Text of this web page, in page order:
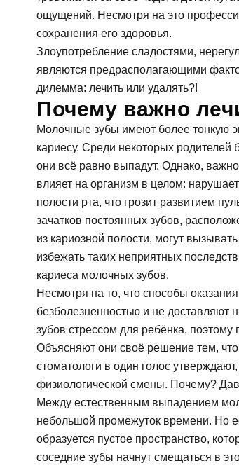
Ортопедия, протезирование:
Лечение десен (пародонтология)
Профилактика и
Отбеливание зубов
Гигиена зубов детям и
ощущений. Несмотря на это
сохранения его здоровья.
Злоупотребление сладостями,
являются предрасполагающими
дилемма: лечить или удалять?!
Почему важно
Молочные зубы имеют более тонкую
кариесу. Среди некоторых родителей
они всё равно выпадут. Однако,
влияет на организм в целом:
полости рта, что грозит развитием
зачатков постоянных зубов,
из кариозной полости, могут
избежать таких неприятных
кариеса молочных зубов.
Несмотря на то, что способы
безболезненностью и не доставляют
зубов стрессом для ребёнка,
Объясняют они своё решение тем,
стоматологи в один голос
физиологической смены. Почему?
Между естественным выпадением
небольшой промежуток времени. Но
образуется пустое пространство,
соседние зубы начнут смещаться в